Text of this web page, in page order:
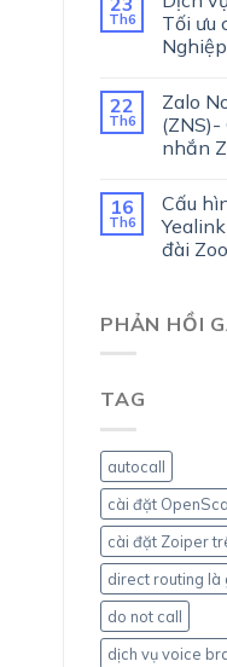
Th6
Tối ưu
Nghiệp
22
Th6
Zalo
(ZNS)-
nhắn
16
Th6
Cấu
đài
PHẢN HỒI
TAG
autocall
cài đặt
cài đặt Zoiper
direct routing là
do not call
dịch vụ voice